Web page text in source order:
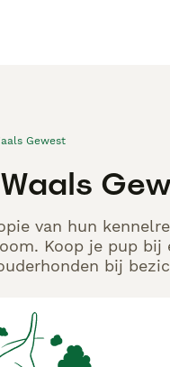
Gewest
van hun
Koop je pup
bij